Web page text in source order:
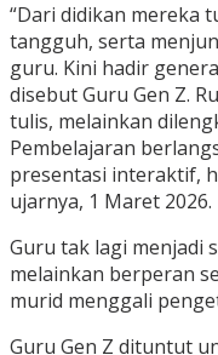
“Dari didikan mereka
tangguh, serta
guru. Kini hadir
disebut Guru Gen Z.
tulis, melainkan
Pembelajaran
presentasi interaktif,
ujarnya, 1 Maret 2026.
Guru tak lagi menjadi
melainkan berperan
murid menggali
Guru Gen Z dituntut